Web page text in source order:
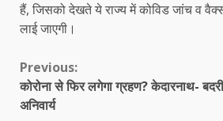
हैं, जिसको देखते ये राज्य में कोविड जांच व
लाई जाएगी।
Continue
Reading
Previous:
कोरोना से फिर लगेगा ग्रहण? केदारनाथ-
अनिवार्य